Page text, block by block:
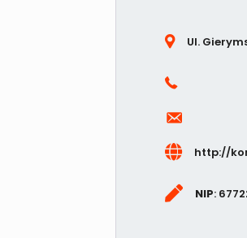
Ul.
http://
NIP: